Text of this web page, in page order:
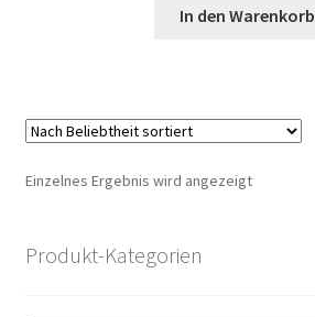
ist:
In den Warenkorb
Einzelnes Ergebnis wird angezeigt
Produkt-Kategorien